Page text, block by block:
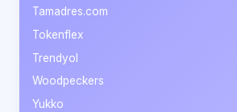
Tamadres.com
Tokenflex
Trendyol
Woodpeckers
Yukko